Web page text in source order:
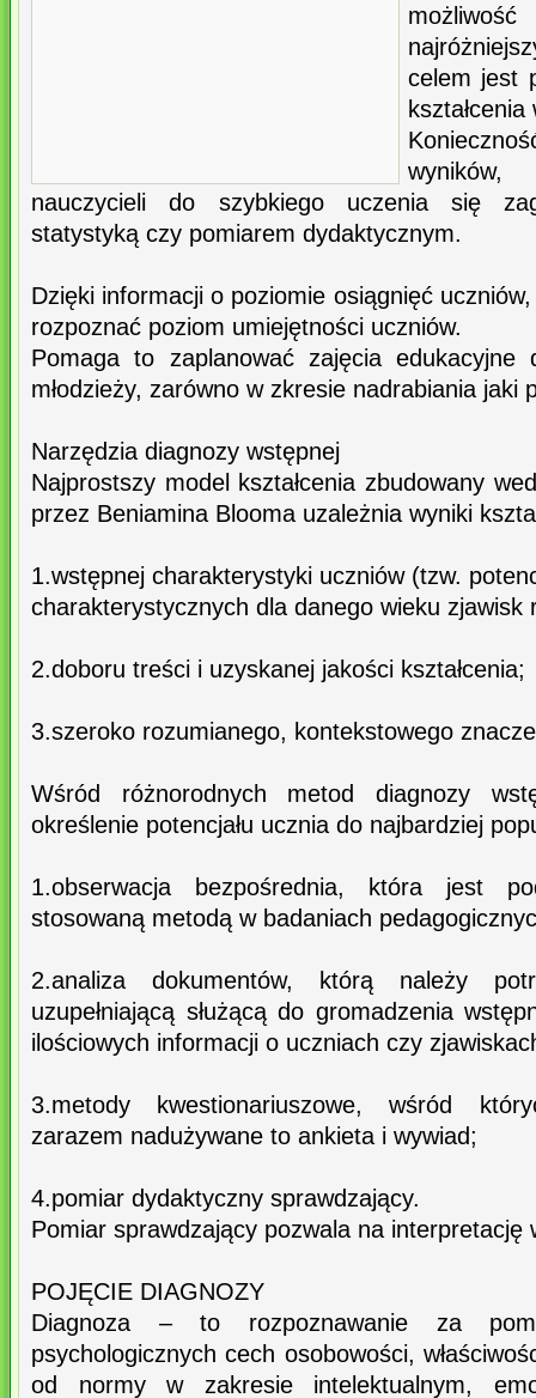
celem jest
wyników,
nauczycieli do szybkiego uczenia się
statystyką czy pomiarem dydaktycznym.
Dzięki informacji o poziomie osiągnięć
rozpoznać poziom umiejętności uczniów.
Pomaga to zaplanować zajęcia edukacyjne
młodzieży, zarówno w zkresie nadrabiania jaki
Narzędzia diagnozy wstępnej
Najprostszy model kształcenia zbudowany
przez Beniamina Blooma uzależnia wyniki
1.wstępnej charakterystyki uczniów (tzw.
charakterystycznych dla danego wieku zjawisk
2.doboru treści i uzyskanej jakości kształcenia;
3.szeroko rozumianego, kontekstowego
Wśród różnorodnych metod diagnozy
określenie potencjału ucznia do najbardziej
1.obserwacja bezpośrednia, która jest
stosowaną metodą w badaniach
2.analiza dokumentów, którą należy
uzupełniającą służącą do gromadzenia
ilościowych informacji o uczniach czy
3.metody kwestionariuszowe, wśród
zarazem nadużywane to ankieta i wywiad;
4.pomiar dydaktyczny sprawdzający.
Pomiar sprawdzający pozwala na interpretację
POJĘCIE DIAGNOZY
Diagnoza – to rozpoznawanie za
psychologicznych cech osobowości,
od normy w zakresie intelektualnym,